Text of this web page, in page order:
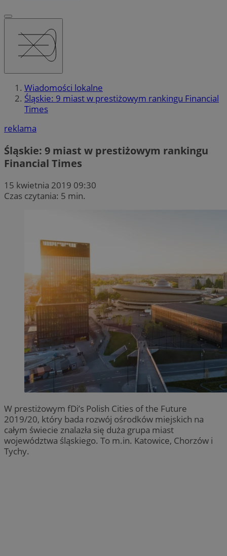
Wiadomości lokalne
Śląskie: 9 miast w prestiżowym rankingu Financial
Times
reklama
Śląskie: 9 miast w prestiżowym rankingu
Financial Times
15 kwietnia 2019 09:30
Czas czytania: 5 min.
W prestiżowym fDi’s Polish Cities of the Future
2019/20, który bada rozwój ośrodków miejskich na
całym świecie znalazła się duża grupa miast
województwa śląskiego. To m.in. Katowice, Chorzów i
Tychy.